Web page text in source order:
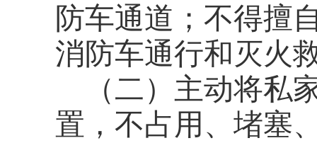
防车通道；不得擅
消防车通行和灭火
（二）主动将私
置，不占用、堵塞